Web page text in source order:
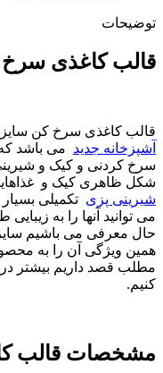
سرخ کن
کن سایز ۱۶ بسته ۵۰ عددی یکی از
جدیدمی باشد که با
و کیک و شیرینی ها را به
کیک و غذاهایتان
تکمیلی بسیار کمک
آنها را به زیبایی طبخ
حال
آن را به محصولی
داریم بیشتر در مورد
قالب